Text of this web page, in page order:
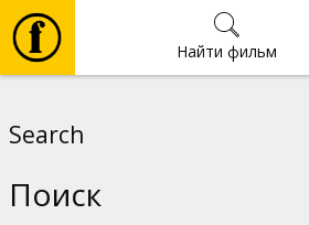
Найти фильм
Search
Поиск